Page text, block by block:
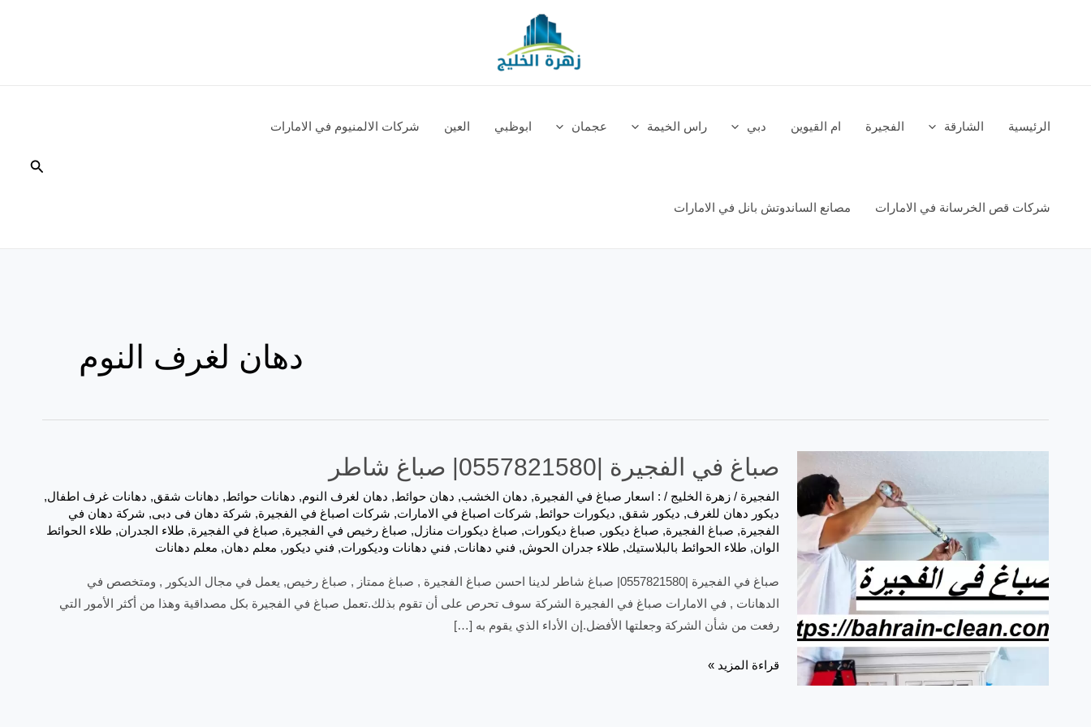
الرئيسية الشارقة الفجيرة ام القيوين دبي راس الخيمة عجمان ابوظبي العين شركات الالمنيوم في الامارات
شركات قص الخرسانة في الامارات مصانع الساندوتش بانل في الامارات
البحث
دهان لغرف النوم
صباغ في الفجيرة |0557821580| صباغ شاطر
الفجيرة /زهرة الخليج/ : اسعار صباغ في الفجيرة, دهان الخشب, دهان حوائط, دهان لغرف النوم, دهانات حوائط, دهانات شقق, دهانات غرف اطفال,
ديكور دهان للغرف, ديكور شقق, ديكورات حوائط, شركات اصباغ في الامارات, شركات اصباغ في الفجيرة, شركة دهان فى دبى, شركة دهان في
الفجيرة, صباغ الفجيرة, صباغ ديكور , صباغ ديكورات, صباغ ديكورات منازل, صباغ رخيص في الفجيرة, صباغ في الفجيرة, طلاء الجدران, طلاء الحوائط
الوان, طلاء الحوائط بالبلاستيك, طلاء جدران الحوش, فني دهانات, فني دهانات وديكورات, فني ديكور , معلم دهان, معلم دهانات
صباغ في الفجيرة |0557821580| صباغ شاطر لدينا احسن صباغ الفجيرة , صباغ ممتاز , صباغ رخيص, يعمل في مجال الديكور , ومتخصص في
الدهانات , في الامارات صباغ في الفجيرة الشركة سوف تحرص على أن تقوم بذلك.تعمل صباغ في الفجيرة بكل مصداقية وهذا من أكثر الأمور التي
رفعت من شأن الشركة وجعلتها الأفضل.إن الأداء الذي يقوم به […]
قراءة المزيد »